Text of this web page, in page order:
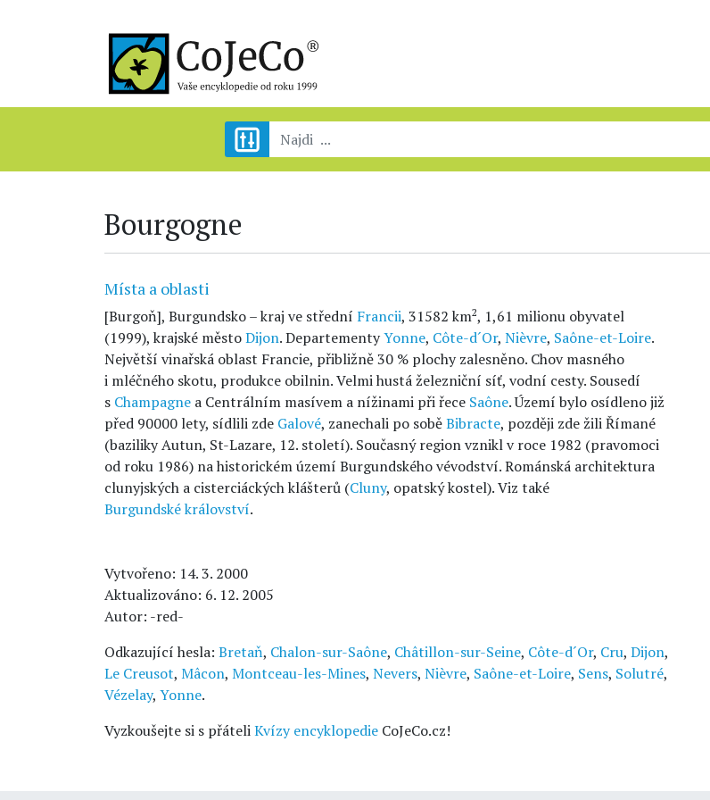
Bourgogne
Místa a oblasti
[Burgoň], Burgundsko – kraj ve střední Francii, 31582 km2, 1,61 milionu obyvatel
(1999), krajské městoDijon. DepartementyYonne, Côte-d´Or, Nièvre, Saône-et-Loire.
Největší vinařská oblast Francie, přibližně 30 % plochy zalesněno. Chov masného
i mléčného skotu, produkce obilnin. Velmi hustá železniční síť, vodní cesty. Sousedí
s Champagne a Centrálním masívem a nížinami při řece Saône. Území bylo osídleno již
před 90000 lety, sídlili zde Galové, zanechali po soběBibracte, později zde žili Římané
(baziliky Autun, St-Lazare, 12. století). Současný region vznikl v roce 1982 (pravomoci
od roku 1986) na historickém území Burgundského vévodství. Románská architektura
clunyjských a cisterciáckých klášterů (Cluny, opatský kostel). Viz také
Burgundské království.
Vytvořeno: 14. 3. 2000
Aktualizováno: 6. 12. 2005
Autor: -red-
Odkazující hesla: Bretaň, Chalon-sur-Saône, Châtillon-sur-Seine, Côte-d´Or, Cru, Dijon,
Le Creusot, Mâcon, Montceau-les-Mines, Nevers, Nièvre, Saône-et-Loire, Sens, Solutré,
Vézelay, Yonne.
Vyzkoušejte si s přáteliKvízy encyklopedie CoJeCo.cz!